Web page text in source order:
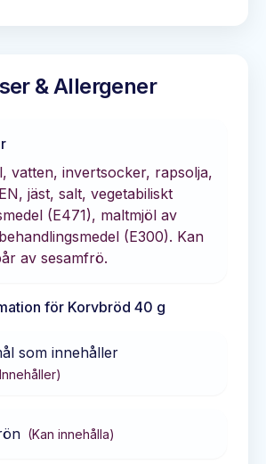
& Allergener
vatten, invertsocker, rapsolja,
jäst, salt, vegetabiliskt
(E471), maltmjöl av
(E300). Kan
av sesamfrö.
för Korvbröd 40 g
som innehåller
Innehåller)
(Kan innehålla)